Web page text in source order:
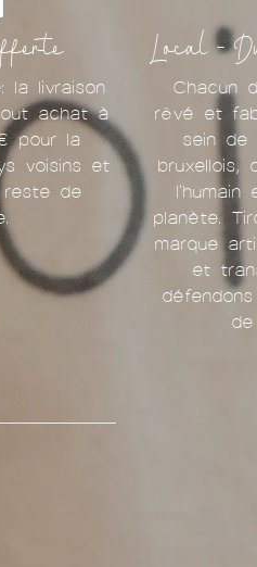
la livraison
achat à
pour la
voisins et
de
Local -
Chacun
rêvé et
sein de
bruxellois,
planète.
marque
et